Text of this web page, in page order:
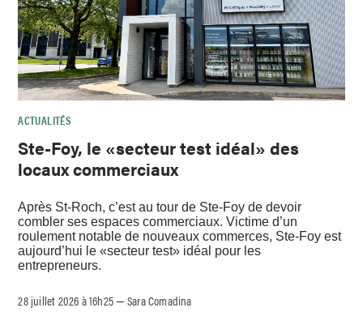
ACTUALITÉS
Ste-Foy, le «secteur test idéal» des
locaux commerciaux
Après St-Roch, c’est au tour de Ste-Foy de devoir
combler ses espaces commerciaux. Victime d’un
roulement notable de nouveaux commerces, Ste-Foy est
aujourd’hui le «secteur test» idéal pour les
entrepreneurs.
28 juillet 2026 à 16h25 –Sara Comadina